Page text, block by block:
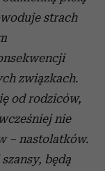
strach
związkach.
od rodziców,
nie
– nastolatków.
będą